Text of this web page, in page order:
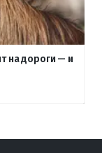
на дороги — и